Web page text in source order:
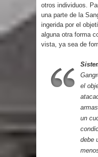
otros individuos.
una parte de la
ingerida por el
alguna otra forma
vista, ya sea de
el
un
debe